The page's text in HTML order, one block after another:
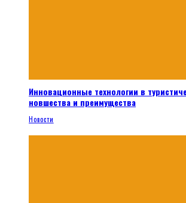
Инновационные технологии в
новшества и преимущества
Новости